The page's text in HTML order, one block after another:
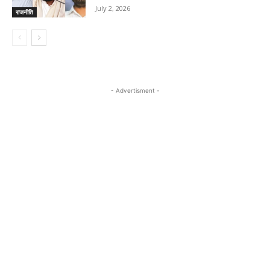
राजनीति July 2, 2026
- Advertisment -